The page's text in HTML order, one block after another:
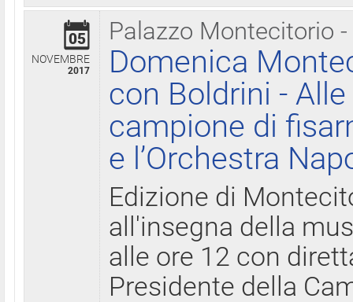
Palazzo Montecitorio
05
NOVEMBRE
2017
Domenica
con Boldrini -
campione di
e l’Orchestra
Edizione di
all'insegna della
alle ore 12 con
Presidente della